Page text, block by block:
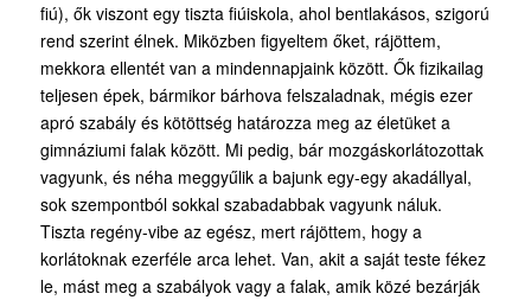
fiú), ők viszont egy tiszta fiúiskola, ahol bentlakásos, szigorú
rend szerint élnek. Miközben figyeltem őket, rájöttem,
mekkora ellentét van a mindennapjaink között. Ők fizikailag
teljesen épek, bármikor bárhova felszaladnak, mégis ezer
apró szabály és kötöttség határozza meg az életüket a
gimnáziumi falak között. Mi pedig, bár mozgáskorlátozottak
vagyunk, és néha meggyűlik a bajunk egy-egy akadállyal,
sok szempontból sokkal szabadabbak vagyunk náluk.
Tiszta regény-vibe az egész, mert rájöttem, hogy a
korlátoknak ezerféle arca lehet. Van, akit a saját teste fékez
le, mást meg a szabályok vagy a falak, amik közé bezárják